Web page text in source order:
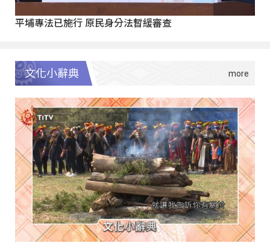
平埔專法已施行 原民身分法暫緩審查
文化小辭典